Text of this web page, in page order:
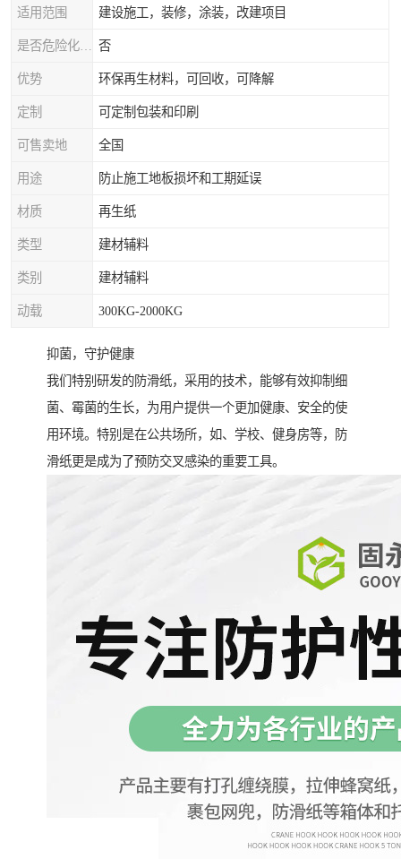
适用范围 建设施工，装修，涂装，改建项目
否
优势 环保再生材料，可回收，可降解
定制 可定制包装和印刷
可售卖地 全国
用途 防止施工地板损坏和工期延误
材质 再生纸
类型 建材辅料
类别 建材辅料
动载 300KG-2000KG
抑菌，守护健康
我们特别研发的防滑纸，采用的技术，能够有效抑制细
菌、霉菌的生长，为用户提供一个更加健康、安全的使
用环境。特别是在公共场所，如、学校、健身房等，防
滑纸更是成为了预防交叉感染的重要工具。